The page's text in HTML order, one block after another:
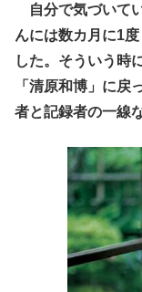
自分で気づいて
んには数カ月に1
した。そういう時
「清原和博」に戻
者と記録者の一線